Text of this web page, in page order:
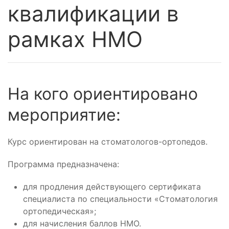
квалификации в
рамках НМО
На кого ориентировано
мероприятие:
Курс ориентирован на стоматологов-ортопедов.
Программа предназначена:
для продления действующего сертификата
специалиста по специальности «Стоматология
ортопедическая»;
для начисления баллов НМО.